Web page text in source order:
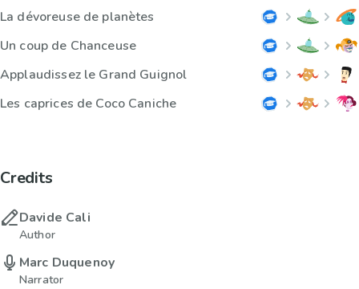
La dévoreuse de planètes
Un coup de Chanceuse
Applaudissez le Grand Guignol
Les caprices de Coco Caniche
Credits
Davide Cali
Author
Marc Duquenoy
Narrator